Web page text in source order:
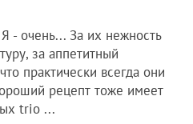
- очень... За их нежность
за аппетитный
практически всегда они
рецепт тоже имеет
trio ...